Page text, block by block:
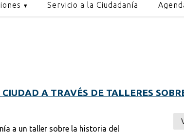
Servicio a la Ciudadanía
A TRAVÉS DE TALLERES
a un taller sobre la historia del